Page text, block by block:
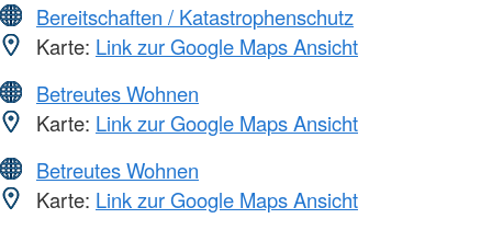
Bereitschaften / Katastrophenschutz
Karte: Link zur Google Maps Ansicht
Betreutes Wohnen
Karte: Link zur Google Maps Ansicht
Betreutes Wohnen
Karte: Link zur Google Maps Ansicht